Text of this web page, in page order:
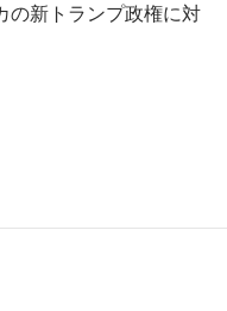
の新トランプ政権に対
権は限界まで政府支出